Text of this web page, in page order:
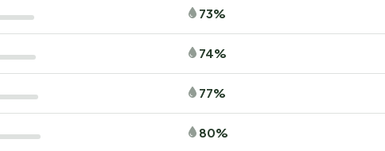
73%
74%
77%
80%